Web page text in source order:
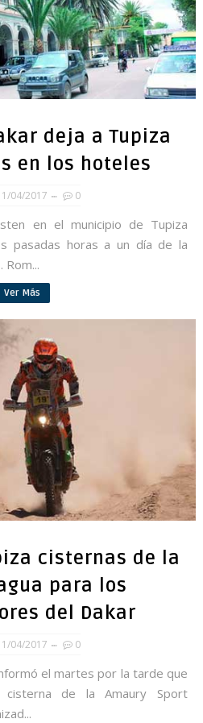
deja a Tupiza
en los hoteles
1/04/2017 0
en el municipio de Tupiza
pasadas horas a un día de la
Rom...
Ver Más
cisternas de la
para los
del Dakar
1/04/2017 0
el martes por la tarde que
cisterna de la Amaury Sport